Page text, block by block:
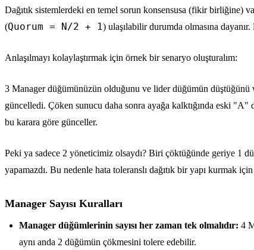
Dağıtık sistemlerdeki en temel sorun konsensusa (fikir birliğine)
(Quorum = N/2 + 1) ulaşılabilir durumda olmasına
Anlaşılmayı kolaylaştırmak için örnek bir senaryo oluşturalım:
3 Manager düğümünüzün olduğunu ve lider düğümün
güncelledi. Çöken sunucu daha sonra ayağa kalktığında eski
bu karara göre günceller.
Peki ya sadece 2 yöneticimiz olsaydı? Biri çöktüğünde geriye 1
yapamazdı. Bu nedenle hata toleranslı dağıtık bir yapı kurmak
Manager Sayısı Kuralları
Manager düğümlerinin sayısı her zaman tek olmalıdır: 4
aynı anda 2 düğümün çökmesini tolere edebilir.